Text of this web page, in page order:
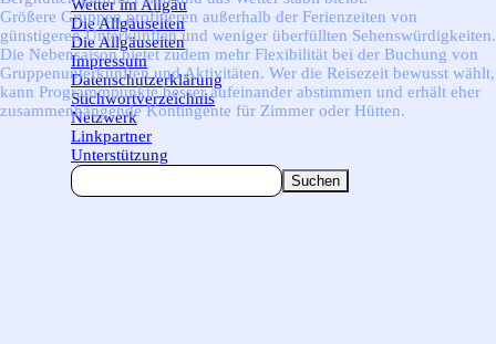
Wetter im Allgäu
Die Allgäuseiten▼
Die Allgäuseiten
Impressum
Datenschutzerklärung
Stichwortverzeichnis
Netzwerk
Linkpartner
Unterstützung
Suchen
Größere Gruppen profitieren außerhalb der Ferienzeiten von
günstigeren Unterkünften und weniger überfüllten Sehenswürdigkeiten.
Die Nebensaison bietet zudem mehr Flexibilität bei der Buchung von
Gruppenunterkünften und Aktivitäten. Wer die Reisezeit bewusst wählt,
kann Programmpunkte besser aufeinander abstimmen und erhält eher
zusammenhängende Kontingente für Zimmer oder Hütten.